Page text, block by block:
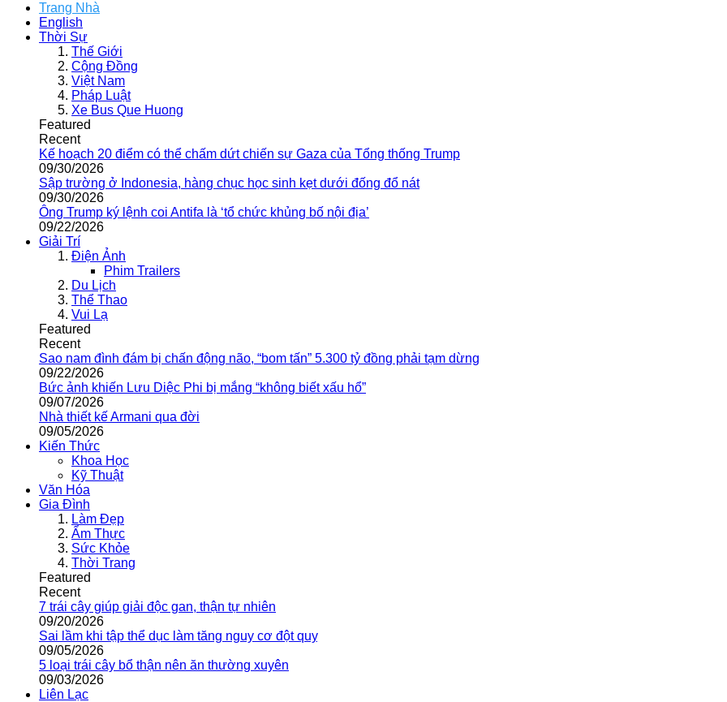
Trang Nhà
English
Thời Sự
Thế Giới
Cộng Đồng
Việt Nam
Pháp Luật
Xe Bus Que Huong
Featured
Recent
Kế hoạch 20 điểm có thể chấm dứt chiến sự Gaza của Tổng thống Trump
09/30/2026
Sập trường ở Indonesia, hàng chục học sinh kẹt dưới đống đổ nát
09/30/2026
Ông Trump ký lệnh coi Antifa là ‘tổ chức khủng bố nội địa’
09/22/2026
Giải Trí
Điện Ảnh
Phim Trailers
Du Lịch
Thể Thao
Vui Lạ
Featured
Recent
Sao nam đình đám bị chấn động não, “bom tấn” 5.300 tỷ đồng phải tạm dừng
09/22/2026
Bức ảnh khiến Lưu Diệc Phi bị mắng “không biết xấu hổ”
09/07/2026
Nhà thiết kế Armani qua đời
09/05/2026
Kiến Thức
Khoa Học
Kỹ Thuật
Văn Hóa
Gia Đình
Làm Đẹp
Ẩm Thực
Sức Khỏe
Thời Trang
Featured
Recent
7 trái cây giúp giải độc gan, thận tự nhiên
09/20/2026
Sai lầm khi tập thể dục làm tăng nguy cơ đột quỵ
09/05/2026
5 loại trái cây bổ thận nên ăn thường xuyên
09/03/2026
Liên Lạc